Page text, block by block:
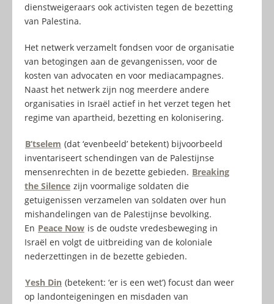
dienstweigeraars ook activisten tegen de bezetting
van Palestina.
Het netwerk verzamelt fondsen voor de organisatie
van betogingen aan de gevangenissen, voor de
kosten van advocaten en voor mediacampagnes.
Naast het netwerk zijn nog meerdere andere
organisaties in Israël actief in het verzet tegen het
regime van apartheid, bezetting en kolonisering.
B’tselem (dat ‘evenbeeld’ betekent) bijvoorbeeld
inventariseert schendingen van de Palestijnse
mensenrechten in de bezette gebieden. Breaking
the Silence zijn voormalige soldaten die
getuigenissen verzamelen van soldaten over hun
mishandelingen van de Palestijnse bevolking.
En Peace Now is de oudste vredesbeweging in
Israël en volgt de uitbreiding van de koloniale
nederzettingen in de bezette gebieden.
Yesh Din (betekent: ‘er is een wet’) focust dan weer
op landonteigeningen en misdaden van